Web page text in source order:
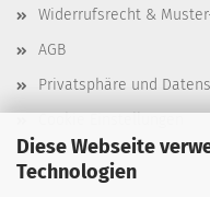
Diese Webseite
Technologien
Widerrufsrecht &
AGB
Privatsphäre und